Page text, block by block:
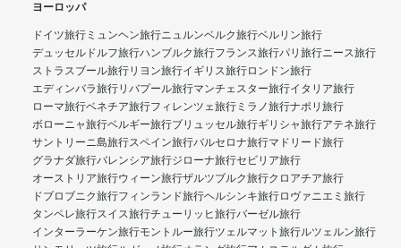
ヨーロッパ
ドイツ旅行 ミュンヘン旅行ニュルンベルク旅行ベルリン旅行
デュッセルドルフ旅行ハンブルク旅行フランス旅行パリ旅行ニース旅行
ストラスブール旅行リヨン旅行イギリス旅行ロンドン旅行
エディンバラ旅行リバプール旅行マンチェスター旅行イタリア旅行
ローマ旅行ベネチア旅行フィレンツェ旅行 ミラノ旅行ナポリ旅行
ボローニャ旅行ベルギー旅行ブリュッセル旅行ギリシャ旅行アテネ旅行
サントリーニ島旅行スペイン旅行バルセロナ旅行マドリード旅行
グラナダ旅行バレンシア旅行ジローナ旅行セビリア旅行
オーストリア旅行ウィーン旅行ザルツブルク旅行クロアチア旅行
ドブロブニク旅行フィンランド旅行ヘルシンキ旅行ロヴァニエミ旅行
タンペレ旅行スイス旅行チューリッヒ旅行バーゼル旅行
インターラーケン旅行モントルー旅行ツェルマット旅行ルツェルン旅行